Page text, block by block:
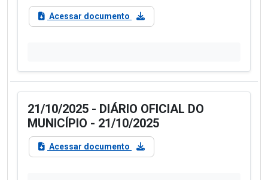
Acessar documento
21/10/2025 - DIÁRIO OFICIAL DO
MUNICÍPIO - 21/10/2025
Acessar documento